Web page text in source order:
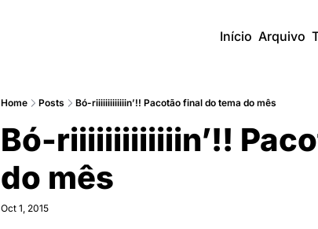
Início Arquivo
Home Posts Bó-riiiiiiiiiiiiin’!! Pacotão final do tema do mês
Bó-riiiiiiiiiiiiin’!!
do mês
Oct 1, 2015